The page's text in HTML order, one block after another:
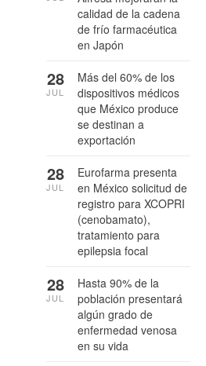
calidad de la cadena
de frío farmacéutica
en Japón
Más del 60% de los
dispositivos médicos
que México produce
se destinan a
exportación
28
JUL
Eurofarma presenta
en México solicitud de
registro para XCOPRI
(cenobamato),
tratamiento para
epilepsia focal
28
JUL
Hasta 90% de la
población presentará
algún grado de
enfermedad venosa
en su vida
28
JUL